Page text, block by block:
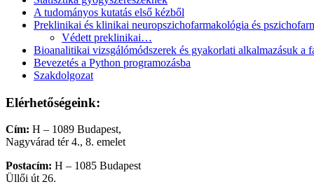
A tudományos kutatás első kézből
Preklinikai és klinikai neuropszichofarmakológia és
Védett preklinikai…
Bioanalitikai vizsgálómódszerek és gyakorlati alkalmazásuk a
Bevezetés a Python programozásba
Szakdolgozat
Elérhetőségeink:
Cím: H – 1089 Budapest,
Nagyvárad tér 4., 8. emelet
Postacím: H – 1085 Budapest
Üllői út 26.